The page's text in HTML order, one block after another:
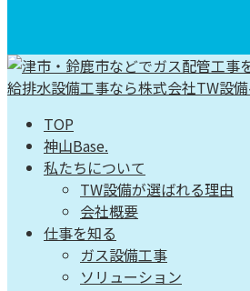
TOP
神山Base.
私たちについて
TW設備が選ばれる理由
会社概要
仕事を知る
ガス設備工事
ソリューション